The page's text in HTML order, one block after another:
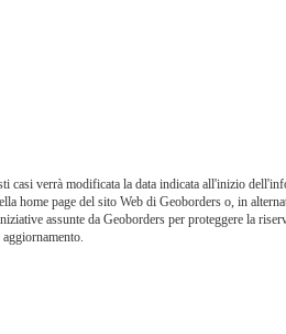
casi verrà modificata la data indicata all'inizio
home page del sito Web di Geoborders o, in
assunte da Geoborders per proteggere la